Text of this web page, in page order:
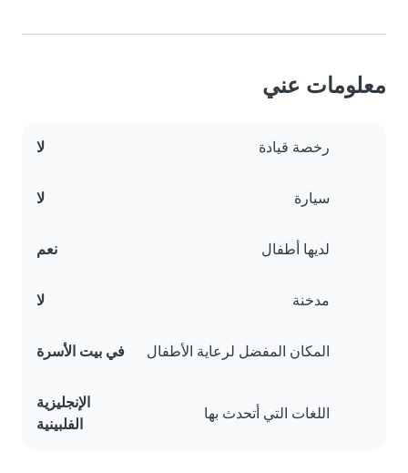
معلومات عني
رخصة قيادة لا
سيارة لا
لديها أطفال نعم
مدخنة لا
المكان المفضل لرعاية الأطفال في بيت الأسرة
اللغات التي أتحدث بها
الإنجليزية
الفلبينية